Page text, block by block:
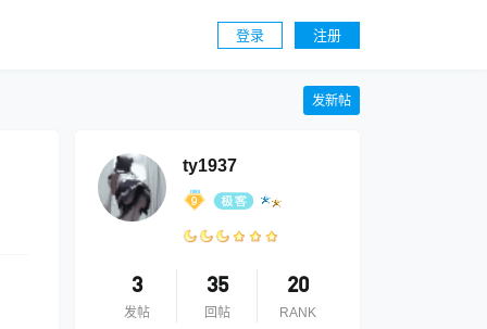
登录 注册
发新帖
ty1937
3
发帖
35
回帖
20
RANK